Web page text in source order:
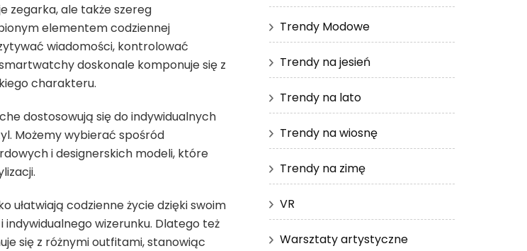
zegarka, ale także szereg
elementem codziennej
wiadomości, kontrolować
doskonale komponuje się z
charakteru.
dostosowują się do indywidualnych
Możemy wybierać spośród
i designerskich modeli, które
codzienne życie dzięki swoim
wizerunku. Dlatego też
się z różnymi outfitami, stanowiąc
Trendy Modowe
Trendy na jesień
Trendy na lato
Trendy na wiosnę
Trendy na zimę
VR
Warsztaty artystyczne